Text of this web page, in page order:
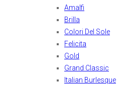
Amalfi
Brilla
Colori Del Sole
Felicita
Gold
Grand Classic
Italian Burlesque